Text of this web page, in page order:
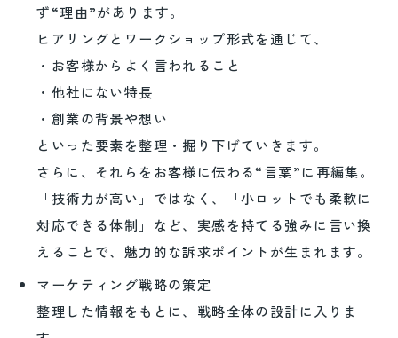
ず“理由”があります。
ヒアリングとワークショップ形式を通じて、
・お客様からよく言われること
・他社にない特長
・創業の背景や想い
といった要素を整理・掘り下げていきます。
さらに、それらをお客様に伝わる“言葉”に再編集。
「技術力が高い」ではなく、「小ロットでも柔軟に
対応できる体制」など、実感を持てる強みに言い換
えることで、魅力的な訴求ポイントが生まれます。
マーケティング戦略の策定
整理した情報をもとに、戦略全体の設計に入りま